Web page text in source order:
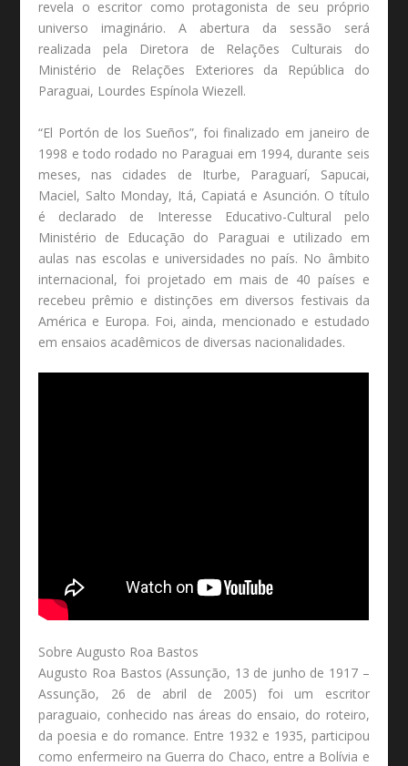
revela o escritor como protagonista de seu próprio
universo imaginário. A abertura da sessão será
realizada pela Diretora de Relações Culturais do
Ministério de Relações Exteriores da República do
Paraguai, Lourdes Espínola Wiezell.
“El Portón de los Sueños”, foi finalizado em janeiro de
1998 e todo rodado no Paraguai em 1994, durante seis
meses, nas cidades de Iturbe, Paraguarí, Sapucai,
Maciel, Salto Monday, Itá, Capiatá e Asunción. O título
é declarado de Interesse Educativo-Cultural pelo
Ministério de Educação do Paraguai e utilizado em
aulas nas escolas e universidades no país. No âmbito
internacional, foi projetado em mais de 40 países e
recebeu prêmio e distinções em diversos festivais da
América e Europa. Foi, ainda, mencionado e estudado
em ensaios acadêmicos de diversas nacionalidades.
Sobre Augusto Roa Bastos
Augusto Roa Bastos (Assunção, 13 de junho de 1917 –
Assunção, 26 de abril de 2005) foi um escritor
paraguaio, conhecido nas áreas do ensaio, do roteiro,
da poesia e do romance. Entre 1932 e 1935, participou
como enfermeiro na Guerra do Chaco, entre a Bolívia e